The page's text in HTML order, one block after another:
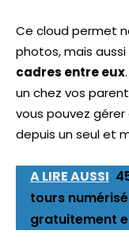
Ce cloud permet
photos, mais aussi
cadres entre eux
un chez vos
vous pouvez
depuis un seul et
A LIRE AUSSI
tours
gratuitement